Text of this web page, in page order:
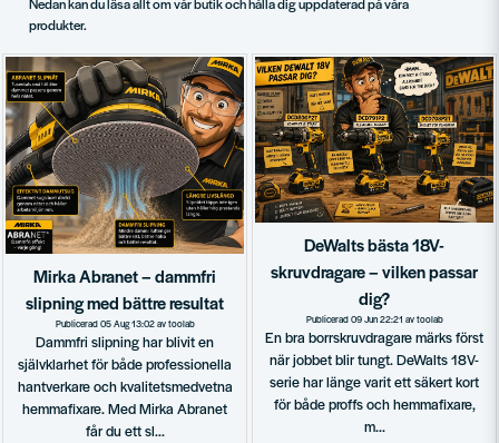
produkter.
Mirka Abranet – dammfri
slipning med bättre resultat
Publicerad 05 Aug 13:02 av toolab
Dammfri slipning har blivit en
självklarhet för både professionella
hantverkare och kvalitetsmedvetna
hemmafixare. Med Mirka Abranet
får du ett sl...
DeWalts bästa 18V-
skruvdragare – vilken passar
dig?
Publicerad 09 Jun 22:21 av toolab
En bra borrskruvdragare märks först
när jobbet blir tungt. DeWalts 18V-
serie har länge varit ett säkert kort
för både proffs och hemmafixare,
m...